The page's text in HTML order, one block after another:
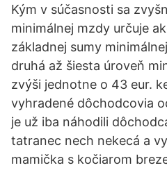
Kým v súčasnosti sa
minimálnej mzdy určuje
základnej sumy
druhá až šiesta úroveň
zvýši jednotne o 43 eur.
vyhradené dôchodcovia
je už iba náhodili
tatranec nech nekecá a
mamička s kočiarom